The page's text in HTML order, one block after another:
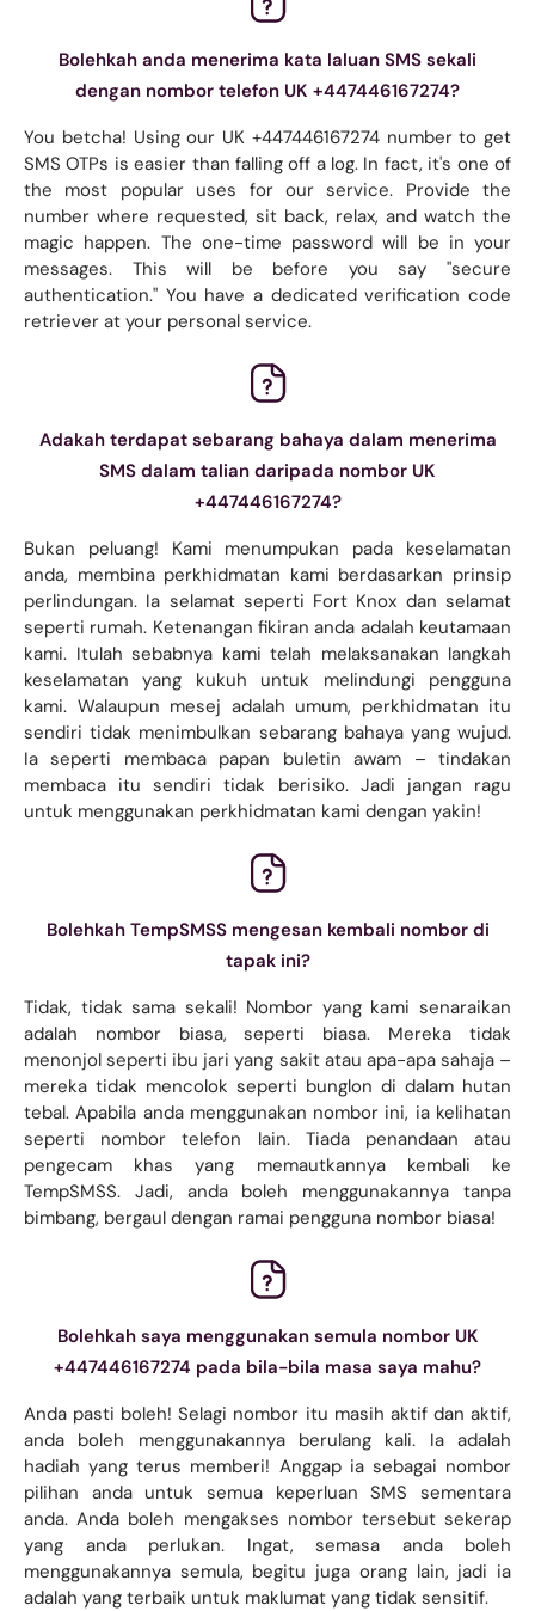
Bolehkah anda menerima kata laluan SMS sekali
dengan nombor telefon UK +447446167274?
You betcha! Using our UK +447446167274 number to get
SMS OTPs is easier than falling off a log. In fact, it's one of
the most popular uses for our service. Provide the
number where requested, sit back, relax, and watch the
magic happen. The one-time password will be in your
messages. This will be before you say "secure
authentication." You have a dedicated verification code
retriever at your personal service.
Adakah terdapat sebarang bahaya dalam menerima
SMS dalam talian daripada nombor UK
+447446167274?
Bukan peluang! Kami menumpukan pada keselamatan
anda, membina perkhidmatan kami berdasarkan prinsip
perlindungan. Ia selamat seperti Fort Knox dan selamat
seperti rumah. Ketenangan fikiran anda adalah keutamaan
kami. Itulah sebabnya kami telah melaksanakan langkah
keselamatan yang kukuh untuk melindungi pengguna
kami. Walaupun mesej adalah umum, perkhidmatan itu
sendiri tidak menimbulkan sebarang bahaya yang wujud.
Ia seperti membaca papan buletin awam – tindakan
membaca itu sendiri tidak berisiko. Jadi jangan ragu
untuk menggunakan perkhidmatan kami dengan yakin!
Bolehkah TempSMSS mengesan kembali nombor di
tapak ini?
Tidak, tidak sama sekali! Nombor yang kami senaraikan
adalah nombor biasa, seperti biasa. Mereka tidak
menonjol seperti ibu jari yang sakit atau apa-apa sahaja –
mereka tidak mencolok seperti bunglon di dalam hutan
tebal. Apabila anda menggunakan nombor ini, ia kelihatan
seperti nombor telefon lain. Tiada penandaan atau
pengecam khas yang memautkannya kembali ke
TempSMSS. Jadi, anda boleh menggunakannya tanpa
bimbang, bergaul dengan ramai pengguna nombor biasa!
Bolehkah saya menggunakan semula nombor UK
+447446167274 pada bila-bila masa saya mahu?
Anda pasti boleh! Selagi nombor itu masih aktif dan aktif,
anda boleh menggunakannya berulang kali. Ia adalah
hadiah yang terus memberi! Anggap ia sebagai nombor
pilihan anda untuk semua keperluan SMS sementara
anda. Anda boleh mengakses nombor tersebut sekerap
yang anda perlukan. Ingat, semasa anda boleh
menggunakannya semula, begitu juga orang lain, jadi ia
adalah yang terbaik untuk maklumat yang tidak sensitif.